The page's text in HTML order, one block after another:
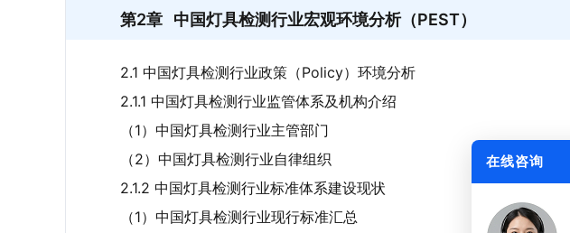
第2章 中国灯具检测行业宏观环境分析（PEST）
2.1 中国灯具检测行业政策（Policy）环境分析
2.1.1 中国灯具检测行业监管体系及机构介绍
（1）中国灯具检测行业主管部门
（2）中国灯具检测行业自律组织
2.1.2 中国灯具检测行业标准体系建设现状
（1）中国灯具检测行业现行标准汇总
在线咨询